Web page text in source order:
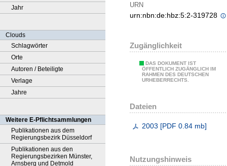
Jahr
Clouds
Schlagwörter
Orte
Autoren / Beteiligte
Verlage
Jahre
Weitere E-Pflichtsammlungen
Publikationen aus dem
Regierungsbezirk Düsseldorf
Publikationen aus den
Regierungsbezirken Münster,
Arnsberg und Detmold
URN
urn:nbn:de:hbz:5:2-319728
Zugänglichkeit
DAS DOKUMENT IST
ÖFFENTLICH ZUGÄNGLICH IM
RAHMEN DES DEUTSCHEN
URHEBERRECHTS.
Dateien
2003 [PDF 0.84 mb]
Nutzungshinweis